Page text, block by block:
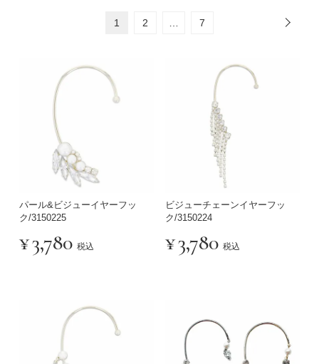
1 2 7
パール&ビジューイヤーフッ
ク/3150225
¥3,780 税込
ビジューチェーンイヤーフッ
ク/3150224
¥3,780 税込